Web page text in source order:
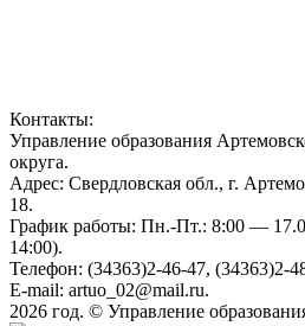
Контакты:
Управление образования
округа.
Адрес: Свердловская обл., г.
18.
График работы: Пн.-Пт.: 8:00 —
14:00).
Телефон: (34363)2-46-47, (34363)2-
E-mail: artuo_02@mail.ru.
2026 год. © Управление